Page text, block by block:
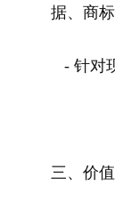
据、商
- 针对
三、价